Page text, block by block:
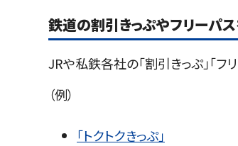
鉄道の割引きっぷやフリーパ
JRや私鉄各社の「割引きっぷ」「
（例）
「トクトクきっぷ」